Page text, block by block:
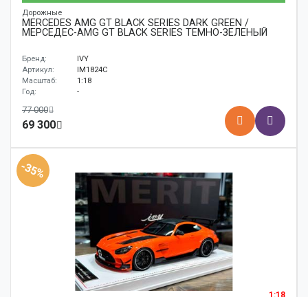
Дорожные
MERCEDES AMG GT BLACK SERIES DARK GREEN /
МЕРСЕДЕС-AMG GT BLACK SERIES ТЕМНО-ЗЕЛЕНЫЙ
Бренд:
IVY
Артикул:
IM1824C
Масштаб:
1:18
Год:
-
77 000
69 300
-35%
1:18